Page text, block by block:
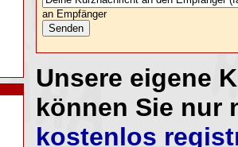
an Empfänger
Unsere eigene
können Sie nur
kostenlos